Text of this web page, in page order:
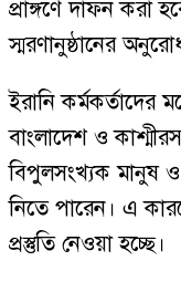
প্রাঙ্গণে দাফন করা
স্মরণানুষ্ঠানের
ইরানি কর্মকর্তাদের
বাংলাদেশ ও
বিপুলসংখ্যক মানুষ ও
নিতে পারেন। এ
প্রস্তুতি নেওয়া হচ্ছে।